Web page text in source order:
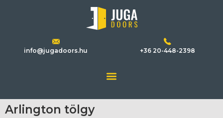
info@jugadoors.hu +36 20-448-2398
Arlington tölgy